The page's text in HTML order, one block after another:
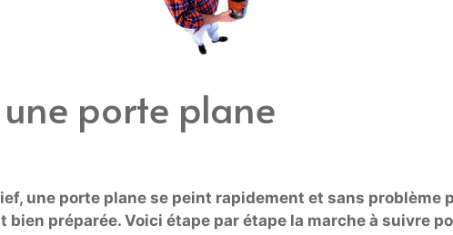
porte plane
une porte plane se peint rapidement et sans problème
bien préparée. Voici étape par étape la marche à suivre